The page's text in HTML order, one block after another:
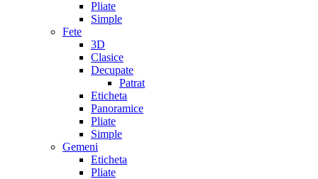
Pliate
Simple
Fete
3D
Clasice
Decupate
Patrat
Eticheta
Panoramice
Pliate
Simple
Gemeni
Eticheta
Pliate